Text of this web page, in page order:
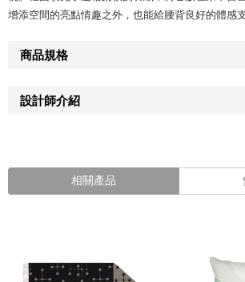
增添空間的亮點情趣之外，也能給腰背良好的體感支
商品規格
設計師介紹
相關產品